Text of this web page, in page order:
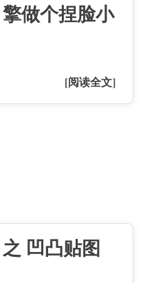
做个捏脸小
[阅读全文]
凹凸贴图